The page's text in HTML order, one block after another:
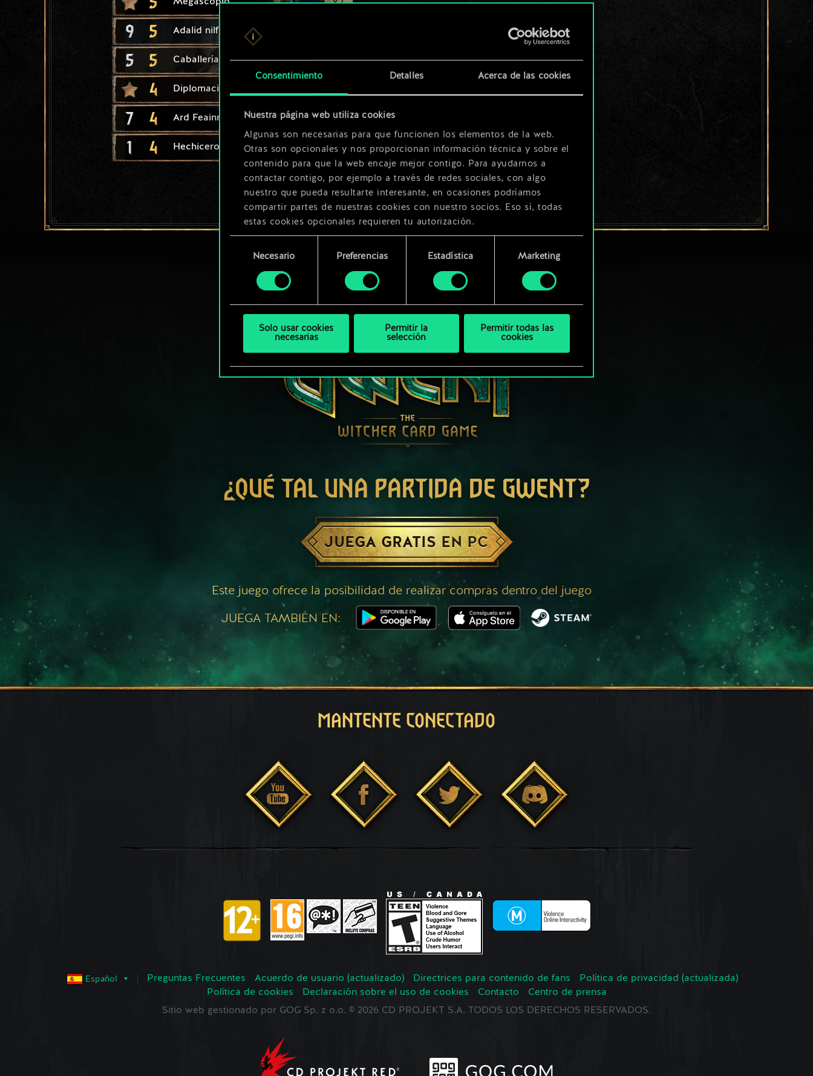
Consentimiento Detalles Acerca de las cookies
Nuestra página web utiliza cookies
Algunas son necesarias para que funcionen los elementos de la web.
Otras son opcionales y nos proporcionan información técnica y sobre el
contenido para que la web encaje mejor contigo. Para ayudarnos a
contactar contigo, por ejemplo a través de redes sociales, con algo
nuestro que pueda resultarte interesante, en ocasiones podríamos
compartir partes de nuestras cookies con nuestro socios. Eso sí, todas
estas cookies opcionales requieren tu autorización.
Encontrarás todos los detalles sobre nuestro uso de las cookies y
más abajo.
consentimiento
Necesario Preferencias Estadística Marketing
Solo usar cookies
necesarias
Permitir la
selección
Permitir todas las
cookies
x2
9 5 Adalid nilfgaardiano
5 5 Caballería de Alba
4 Diplomacia imperial
7 4 Ard Feainn: Tortuga
1 4 Hechicero asesino x 2
¿QUÉ TAL UNA PARTIDA DE GWENT?
JUEGA GRATIS EN PC
Este juego ofrece la posibilidad de realizar compras dentro del juego
JUEGA TAMBIÉN EN:
MANTENTE CONECTADO
Español Preguntas Frecuentes Acuerdo de usuario (actualizado) Directrices para contenido de fans
Política de privacidad (actualizada)
Política de cookies
Declaración sobre el uso de cookies Contacto
Centro de prensa
Sitio web gestionado por GOG Sp. z o.o. © 2026 CD PROJEKT S.A. TODOS LOS DERECHOS RESERVADOS.